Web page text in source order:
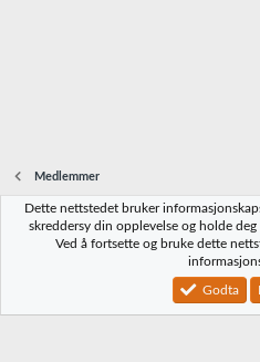
Medlemmer
Norbrygg-default
Vilkår og regler
Community platform by XenForo® © 2010-
Dette nettstedet bruker
skreddersy din opplevelse og holde
Ved å fortsette og bruke dette
Godta